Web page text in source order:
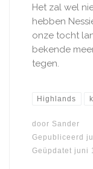
Het zal wel
hebben
onze tocht
bekende
tegen.
Highlands
door Sander
Gepubliceerd
Geüpdatet juni